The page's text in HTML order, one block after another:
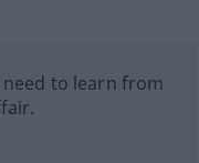
to learn from